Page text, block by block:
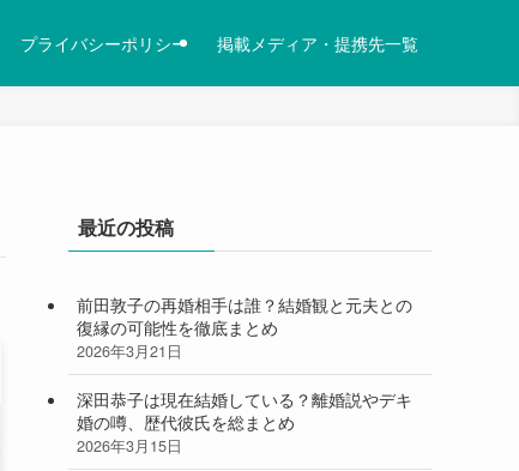
プライバシーポリシー 掲載メディア・提携先一覧
最近の投稿
前田敦子の再婚相手は誰？結婚観と元夫との
復縁の可能性を徹底まとめ
2026年3月21日
深田恭子は現在結婚している？離婚説やデキ
婚の噂、歴代彼氏を総まとめ
2026年3月15日